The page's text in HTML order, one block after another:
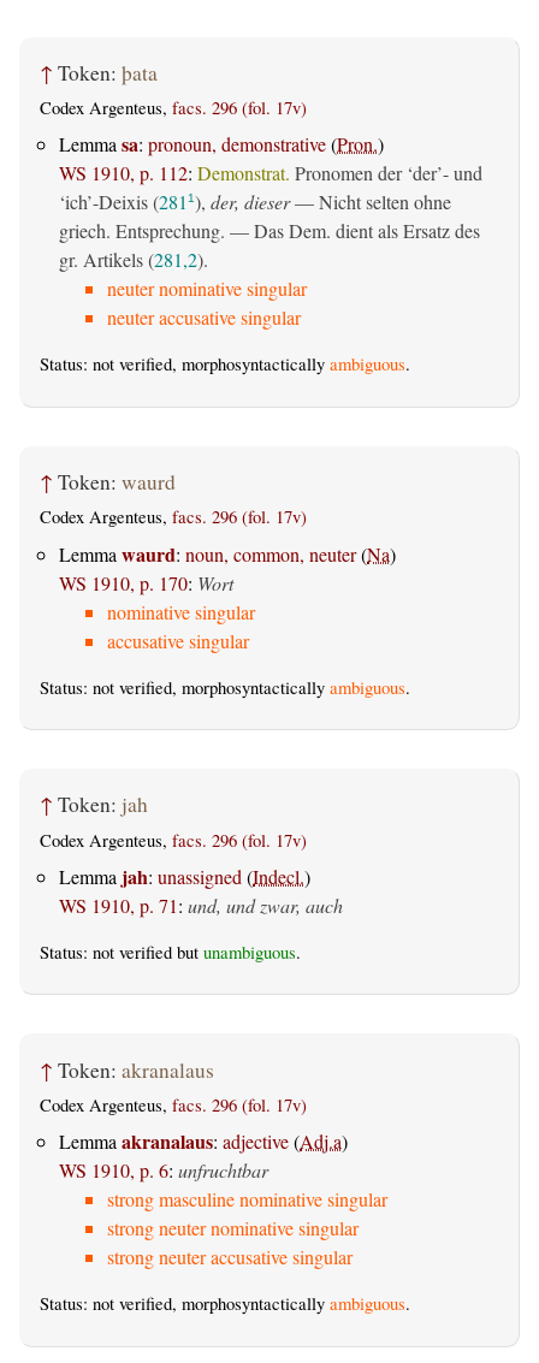
↑ Token: þata
Codex Argenteus, facs. 296 (fol. 17v)
Lemmasa: pronoun, demonstrative(Pron.)
WS 1910, p. 112: Demonstrat. Pronomen der ‘der’- und
‘ich’-Deixis (281 1), der, dieser— Nicht selten ohne
griech. Entsprechung. — Das Dem. dient als Ersatz des
gr. Artikels (281,2).
neuter nominative singular
neuter accusative singular
Status: not verified, morphosyntactically ambiguous.
↑ Token: waurd
Codex Argenteus, facs. 296 (fol. 17v)
Lemma waurd: noun, common, neuter(Na)
WS 1910, p. 170: Wort
nominative singular
accusative singular
Status: not verified, morphosyntactically ambiguous.
↑ Token: jah
Codex Argenteus, facs. 296 (fol. 17v)
Lemma jah: unassigned (Indecl.)
WS 1910, p. 71: und, und zwar, auch
Status: not verified but unambiguous.
↑ Token: akranalaus
Codex Argenteus, facs. 296 (fol. 17v)
Lemmaakranalaus: adjective(Adj.a)
WS 1910, p. 6: unfruchtbar
strong masculine nominative singular
strong neuter nominative singular
strong neuter accusative singular
Status: not verified, morphosyntactically ambiguous.